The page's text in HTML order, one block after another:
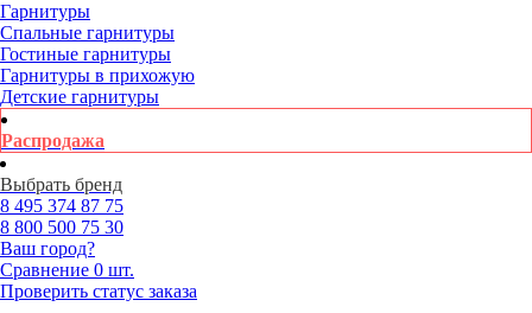
Гарнитуры
Спальные гарнитуры
Гостиные гарнитуры
Гарнитуры в прихожую
Детские гарнитуры
Распродажа
Выбрать бренд
8 495 374 87 75
8 800 500 75 30
Ваш город?
Сравнение 0 шт.
Проверить статус заказа